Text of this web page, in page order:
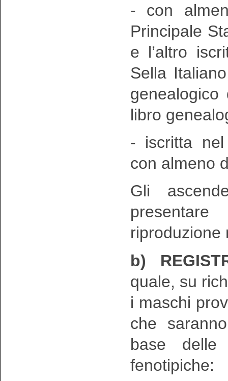
- con
Principale
e l’altro
Sella
libro
- iscritta nel
con almeno
Gli
riproduzione
b)
quale, su
i maschi
che
base delle
fenotipiche: